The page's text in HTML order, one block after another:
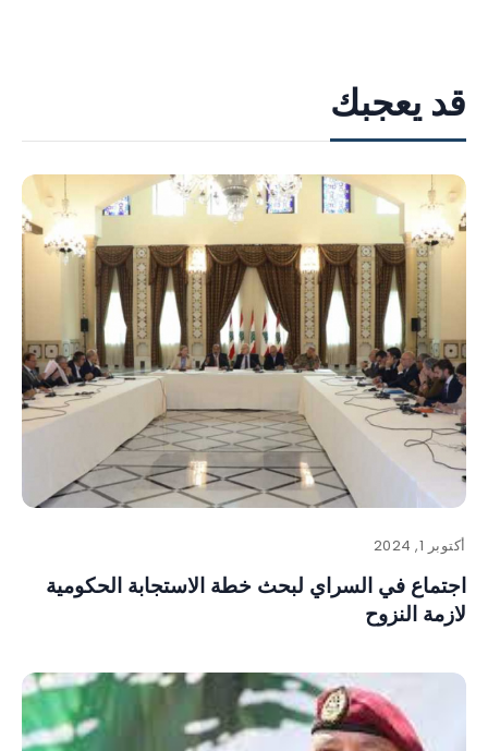
قد يعجبك
أكتوبر 1, 2024
اجتماع في السراي لبحث خطة الاستجابة الحكومية
لازمة النزوح